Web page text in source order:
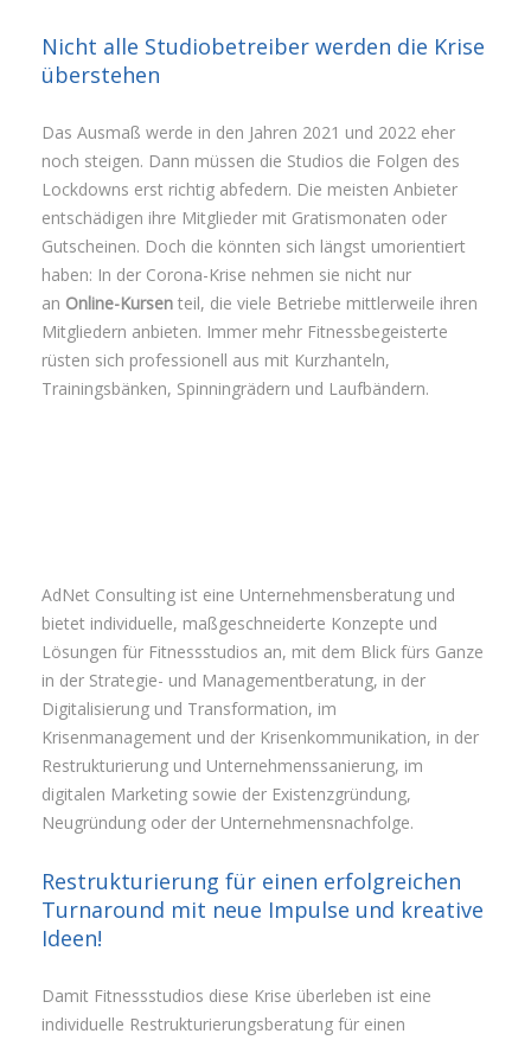
Nicht alle Studiobetreiber werden die Krise
überstehen
Das Ausmaß werde in den Jahren 2021 und 2022 eher
noch steigen. Dann müssen die Studios die Folgen des
Lockdowns erst richtig abfedern. Die meisten Anbieter
entschädigen ihre Mitglieder mit Gratismonaten oder
Gutscheinen. Doch die könnten sich längst umorientiert
haben: In der Corona-Krise nehmen sie nicht nur
an Online-Kursen teil, die viele Betriebe mittlerweile ihren
Mitgliedern anbieten. Immer mehr Fitnessbegeisterte
rüsten sich professionell aus mit Kurzhanteln,
Trainingsbänken, Spinningrädern und Laufbändern.
AdNet Consulting ist eine Unternehmensberatung und
bietet individuelle, maßgeschneiderte Konzepte und
Lösungen für Fitnessstudios an, mit dem Blick fürs Ganze
in der Strategie- und Managementberatung, in der
Digitalisierung und Transformation, im
Krisenmanagement und der Krisenkommunikation, in der
Restrukturierung und Unternehmenssanierung, im
digitalen Marketing sowie der Existenzgründung,
Neugründung oder der Unternehmensnachfolge.
Restrukturierung für einen erfolgreichen
Turnaround mit neue Impulse und kreative
Ideen!
Damit Fitnessstudios diese Krise überleben ist eine
individuelle Restrukturierungsberatung für einen